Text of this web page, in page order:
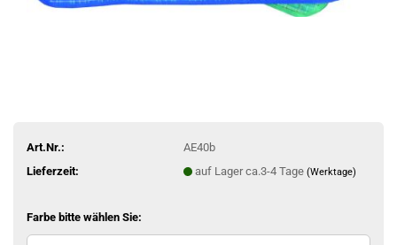
Art.Nr.:
AE40b
Lieferzeit:
auf Lager ca.3-4 Tage (Werktage)
Farbe bitte wählen Sie: